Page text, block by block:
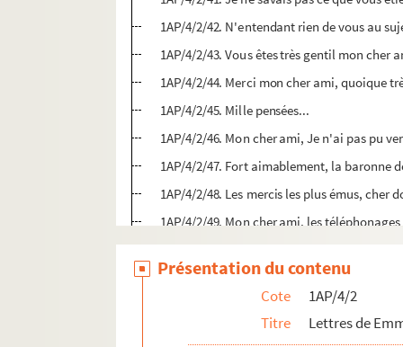
1AP/4/2/42. N'entendant rien de vous au
1AP/4/2/43. Vous êtes très gentil mon
1AP/4/2/44. Merci mon cher ami, quoique
1AP/4/2/45. Mille pensées...
1AP/4/2/46. Mon cher ami, Je n'ai pas pu
1AP/4/2/47. Fort aimablement, la baronne
1AP/4/2/48. Les mercis les plus émus,
1AP/4/2/49. Mon cher ami, les
1AP/4/2/50. Mais oui - à mardi 6 heures-
1AP/4/2/51. Mon cher ami, pourriez-vous
1AP/4/2/52. Vous êtes tout à fait aimable
1AP/4/2/53. Mon cher ami, Je vais mieux
Présentation du contenu
Cote
1AP/4/2
Titre
Lettres de